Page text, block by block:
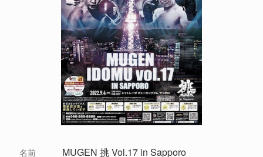
名前 MUGEN 挑 Vol.17 in Sapporo